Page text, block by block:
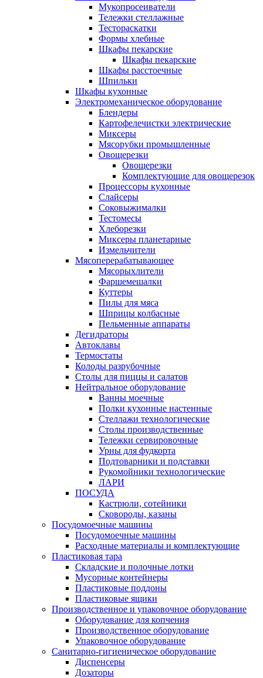
Мукопросеиватели
Тележки стеллажные
Тестораскатки
Формы хлебные
Шкафы пекарские
Шкафы пекарские
Шкафы расстоечные
Шпильки
Шкафы кухонные
Электромеханическое оборудование
Блендеры
Картофелечистки электрические
Миксеры
Мясорубки промышленные
Овощерезки
Овощерезки
Комплектующие для овощерезок
Процессоры кухонные
Слайсеры
Соковыжималки
Тестомесы
Хлеборезки
Миксеры планетарные
Измельчители
Мясоперерабатывающее
Мясорыхлители
Фаршемешалки
Куттеры
Пилы для мяса
Шприцы колбасные
Пельменные аппараты
Дегидраторы
Автоклавы
Термостаты
Колоды разрубочные
Столы для пиццы и салатов
Нейтральное оборудование
Ванны моечные
Полки кухонные настенные
Стеллажи технологические
Столы производственные
Тележки сервировочные
Урны для фудкорта
Подтоварники и подставки
Рукомойники технологические
ЛАРИ
ПОСУДА
Кастрюли, сотейники
Сковороды, казаны
Посудомоечные машины
Посудомоечные машины
Расходные материалы и комплектующие
Пластиковая тара
Складские и полочные лотки
Мусорные контейнеры
Пластиковые поддоны
Пластиковые ящики
Производственное и упаковочное оборудование
Оборудование для копчения
Производственное оборудование
Упаковочное оборудование
Санитарно-гигиеническое оборудование
Диспенсеры
Дозаторы